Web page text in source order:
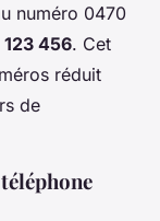
numéro 0470
456. Cet
réduit
de